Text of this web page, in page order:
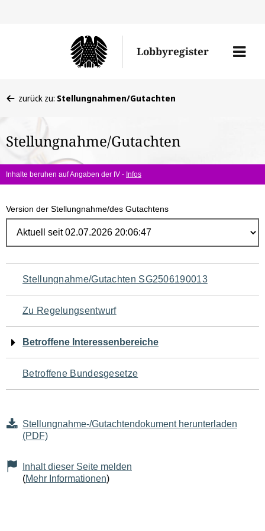
Lobbyregister
Menü
befinden
hier:
zurück zu: Stellungnahmen/Gutachten
Stellungnahme/Gutachten
Inhalte beruhen auf Angaben der IV - Infos
Version der Stellungnahme/des Gutachtens
Navigation
für
den
Seiteninhalt
Stellungnahme/Gutachten SG2506190013
Zu Regelungsentwurf
Betroffene Interessenbereiche
Betroffene Bundesgesetze
Stellungnahme-/Gutachtendokument herunterladen
(PDF)
Inhalt dieser Seite melden
(Mehr Informationen)